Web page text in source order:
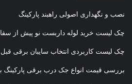
نصب و نگهداری اصولی راهبند پارکینگ
چک لیست خرید لوله داربست نو پیش از
چک لیست کاربردی انتخاب سایبان برقی
بررسی قیمت انواع جک درب برقی پارکینگ